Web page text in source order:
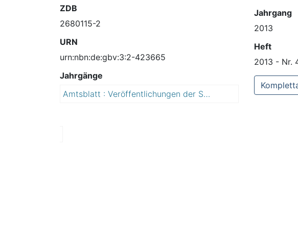
ZDB
2680115-2
URN
urn:nbn:de:gbv:3:2-423665
Jahrgänge
Amtsblatt : Veröffentlichungen der Stadtverwaltung Dessau
Jahrgang
2013
Heft
2013 - Nr.